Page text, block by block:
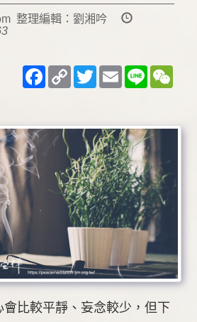
整理編輯：劉湘吟
Facebook
Copy
Link
TwitterEmailLine
比較平靜、妄念較少，但下